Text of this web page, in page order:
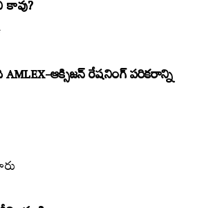
ఆక్సిజన్‌ రేషనింగ్‌ పరికరాన్ని